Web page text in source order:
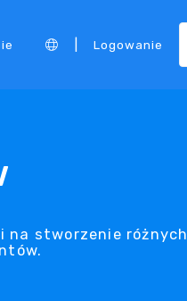
Logowanie
na stworzenie różnych